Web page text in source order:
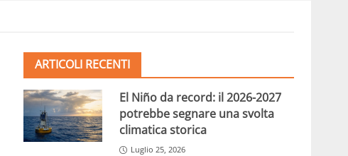
ARTICOLI RECENTI
El Niño da record: il 2026-2027
potrebbe segnare una svolta
climatica storica
Luglio 25, 2026